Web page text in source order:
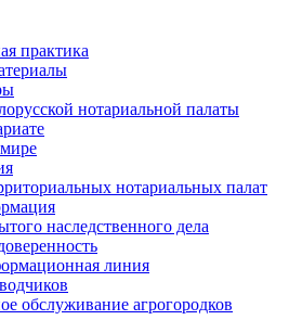
практика
нотариальной палаты
нотариальных палат
наследственного дела
линия
обслуживание агрогородков